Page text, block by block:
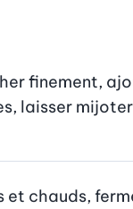
finement,
laisser mijoter
chauds,